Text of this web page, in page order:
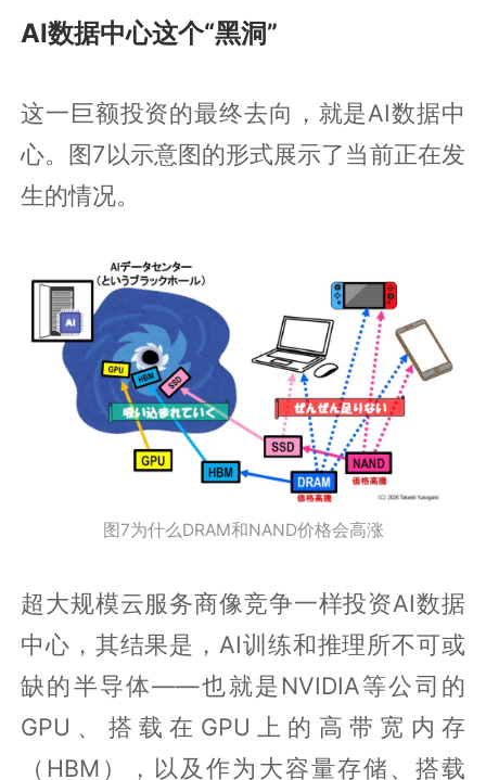
AI数据中心这个“黑洞”
这一巨额投资的最终去向，就是AI数据中
心。图7以示意图的形式展示了当前正在发
生的情况。
图7为什么DRAM和NAND价格会高涨
超大规模云服务商像竞争一样投资AI数据
中心，其结果是，AI训练和推理所不可或
缺的半导体——也就是NVIDIA等公司的
GPU、搭载在GPU上的高带宽内存
（HBM），以及作为大容量存储、搭载